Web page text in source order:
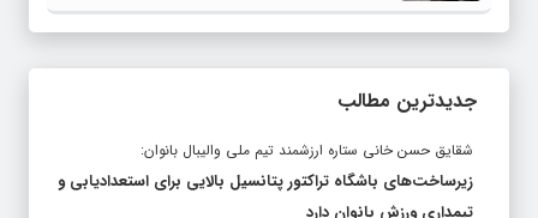
جدیدترین مطالب
شقایق حسن خانی ستاره ارزشمند تیم ملی والیبال بانوان:
زیرساخت‌های باشگاه تراکتور پتانسیل بالایی برای استعدادیابی و
تیمداری ورزش بانوان دارد